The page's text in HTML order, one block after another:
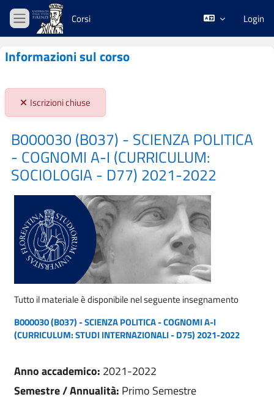
Vai al contenuto principale
Pannello laterale
Corsi Login
Informazioni sul corso
Stato iscrizioni:
Iscrizioni chiuse
B000030 (B037) - SCIENZA POLITICA
- COGNOMI A-I (CURRICULUM:
SOCIOLOGIA - D77) 2021-2022
Tutto il materiale è disponibile nel seguente insegnamento
B000030 (B037) - SCIENZA POLITICA - COGNOMI A-I
(CURRICULUM: STUDI INTERNAZIONALI - D75) 2021-2022
Anno accademico: 2021-2022
Semestre / Annualità: Primo Semestre